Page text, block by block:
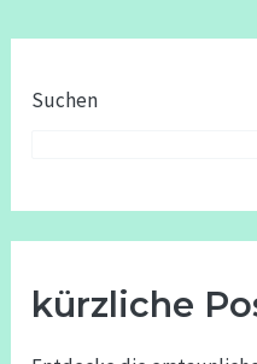
Suchen
kürzliche